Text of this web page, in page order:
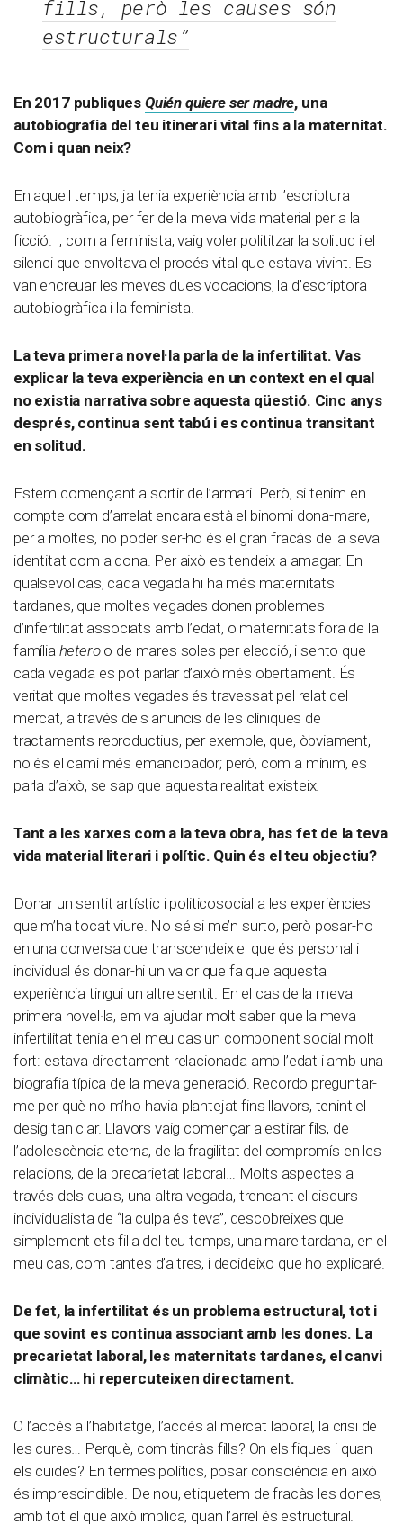
fills, però les causes són
estructurals”
En 2017 publiques Quién quiere ser madre, una
autobiografia del teu itinerari vital fins a la maternitat.
Com i quan neix?
En aquell temps, ja tenia experiència amb l’escriptura
autobiogràfica, per fer de la meva vida material per a la
ficció. I, com a feminista, vaig voler polititzar la solitud i el
silenci que envoltava el procés vital que estava vivint. Es
van encreuar les meves dues vocacions, la d’escriptora
autobiogràfica i la feminista.
La teva primera novel·la parla de la infertilitat. Vas
explicar la teva experiència en un context en el qual
no existia narrativa sobre aquesta qüestió. Cinc anys
després, continua sent tabú i es continua transitant
en solitud.
Estem començant a sortir de l’armari. Però, si tenim en
compte com d’arrelat encara està el binomi dona-mare,
per a moltes, no poder ser-ho és el gran fracàs de la seva
identitat com a dona. Per això es tendeix a amagar. En
qualsevol cas, cada vegada hi ha més maternitats
tardanes, que moltes vegades donen problemes
d’infertilitat associats amb l’edat, o maternitats fora de la
família hetero o de mares soles per elecció, i sento que
cada vegada es pot parlar d’això més obertament. És
veritat que moltes vegades és travessat pel relat del
mercat, a través dels anuncis de les clíniques de
tractaments reproductius, per exemple, que, òbviament,
no és el camí més emancipador; però, com a mínim, es
parla d’això, se sap que aquesta realitat existeix.
Tant a les xarxes com a la teva obra, has fet de la teva
vida material literari i polític. Quin és el teu objectiu?
Donar un sentit artístic i politicosocial a les experiències
que m’ha tocat viure. No sé si me’n surto, però posar-ho
en una conversa que transcendeix el que és personal i
individual és donar-hi un valor que fa que aquesta
experiència tingui un altre sentit. En el cas de la meva
primera novel·la, em va ajudar molt saber que la meva
infertilitat tenia en el meu cas un component social molt
fort: estava directament relacionada amb l’edat i amb una
biografia típica de la meva generació. Recordo preguntar-
me per què no m’ho havia plantejat fins llavors, tenint el
desig tan clar. Llavors vaig començar a estirar fils, de
l’adolescència eterna, de la fragilitat del compromís en les
relacions, de la precarietat laboral… Molts aspectes a
través dels quals, una altra vegada, trencant el discurs
individualista de “la culpa és teva”, descobreixes que
simplement ets filla del teu temps, una mare tardana, en el
meu cas, com tantes d’altres, i decideixo que ho explicaré.
De fet, la infertilitat és un problema estructural, tot i
que sovint es continua associant amb les dones. La
precarietat laboral, les maternitats tardanes, el canvi
climàtic… hi repercuteixen directament.
O l’accés a l’habitatge, l’accés al mercat laboral, la crisi de
les cures… Perquè, com tindràs fills? On els fiques i quan
els cuides? En termes polítics, posar consciència en això
és imprescindible. De nou, etiquetem de fracàs les dones,
amb tot el que això implica, quan l’arrel és estructural.